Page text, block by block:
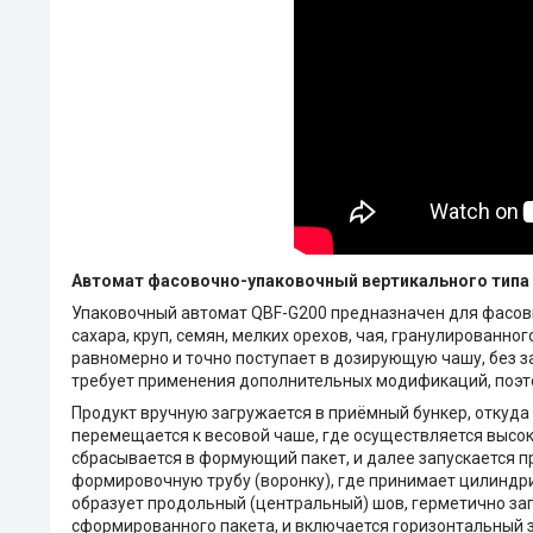
Автомат фасовочно-упаковочный вертикального типа
Упаковочный автомат QBF-G200 предназначен для
сахара, круп, семян, мелких орехов, чая,
равномерно и точно поступает в дозирующую чашу, без
требует применения дополнительных модификаций,
Продукт вручную загружается в приёмный бункер,
перемещается к весовой чаше, где осуществляется
сбрасывается в формующий пакет, и далее запускается
формировочную трубу (воронку), где принимает
образует продольный (центральный) шов, герметично
сформированного пакета, и включается